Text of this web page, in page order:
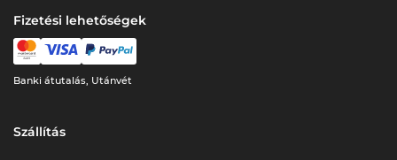
Fizetési lehetőségek
Banki átutalás, Utánvét
Szállítás